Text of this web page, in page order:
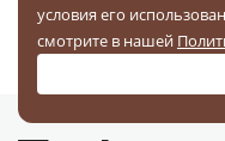
условия его
смотрите в нашей